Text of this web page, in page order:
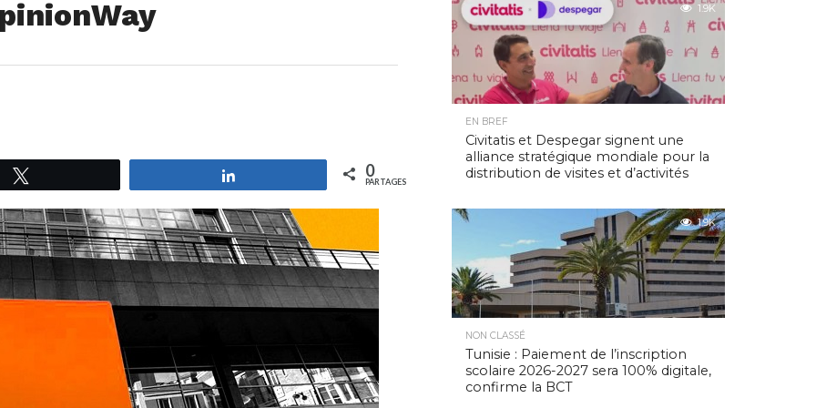
0
PARTAGES
1.9K
EN BREF
Civitatis et Despegar signent une
alliance stratégique mondiale pour la
distribution de visites et d’activités
1.9K
NON CLASSÉ
Tunisie : Paiement de l’inscription
scolaire 2026-2027 sera 100% digitale,
confirme la BCT